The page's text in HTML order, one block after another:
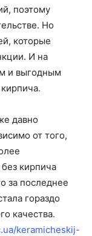
поэтому
Но
которые
И на
и выгодным
давно
от того,
кирпича
за последнее
гораздо
качества.
keramicheskij-